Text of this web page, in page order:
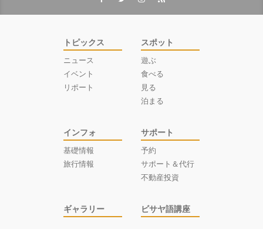
トピックス
ニュース
イベント
リポート
スポット
遊ぶ
食べる
見る
泊まる
インフォ
基礎情報
旅行情報
サポート
予約
サポート＆代行
不動産投資
ギャラリー ビサヤ語講座